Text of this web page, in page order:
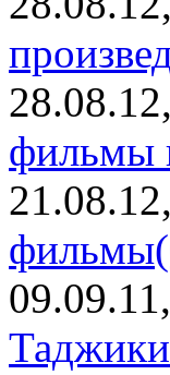
фильмы
фильмы